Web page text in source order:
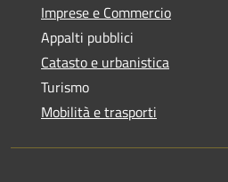
Imprese e Commercio
Appalti pubblici
Catasto e urbanistica
Turismo
Mobilità e trasporti